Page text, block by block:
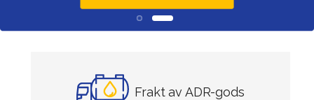
Frakt av ADR-gods